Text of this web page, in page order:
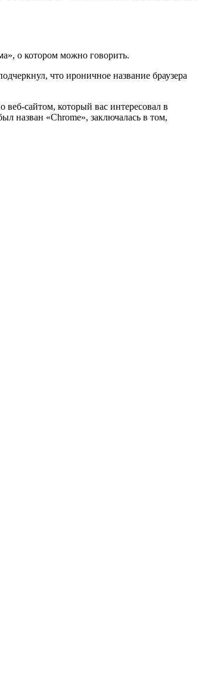
о котором можно говорить.
что ироничное название браузера
сайтом, который вас интересовал в
назван «Chrome», заключалась в том,